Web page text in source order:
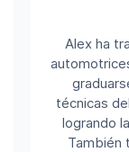
Alex ha
técnicas
logrando
También